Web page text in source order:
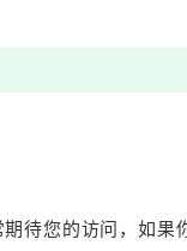
待您的访问，如果